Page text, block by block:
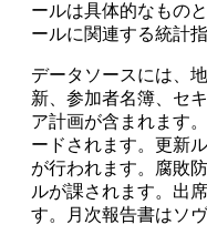
ールは具体的なもの
ールに関連する統計
データソースには、
新、参加者名簿、セ
ア計画が含まれます
ードされます。更新
が行われます。腐敗
ルが課されます。出
す。月次報告書はソ